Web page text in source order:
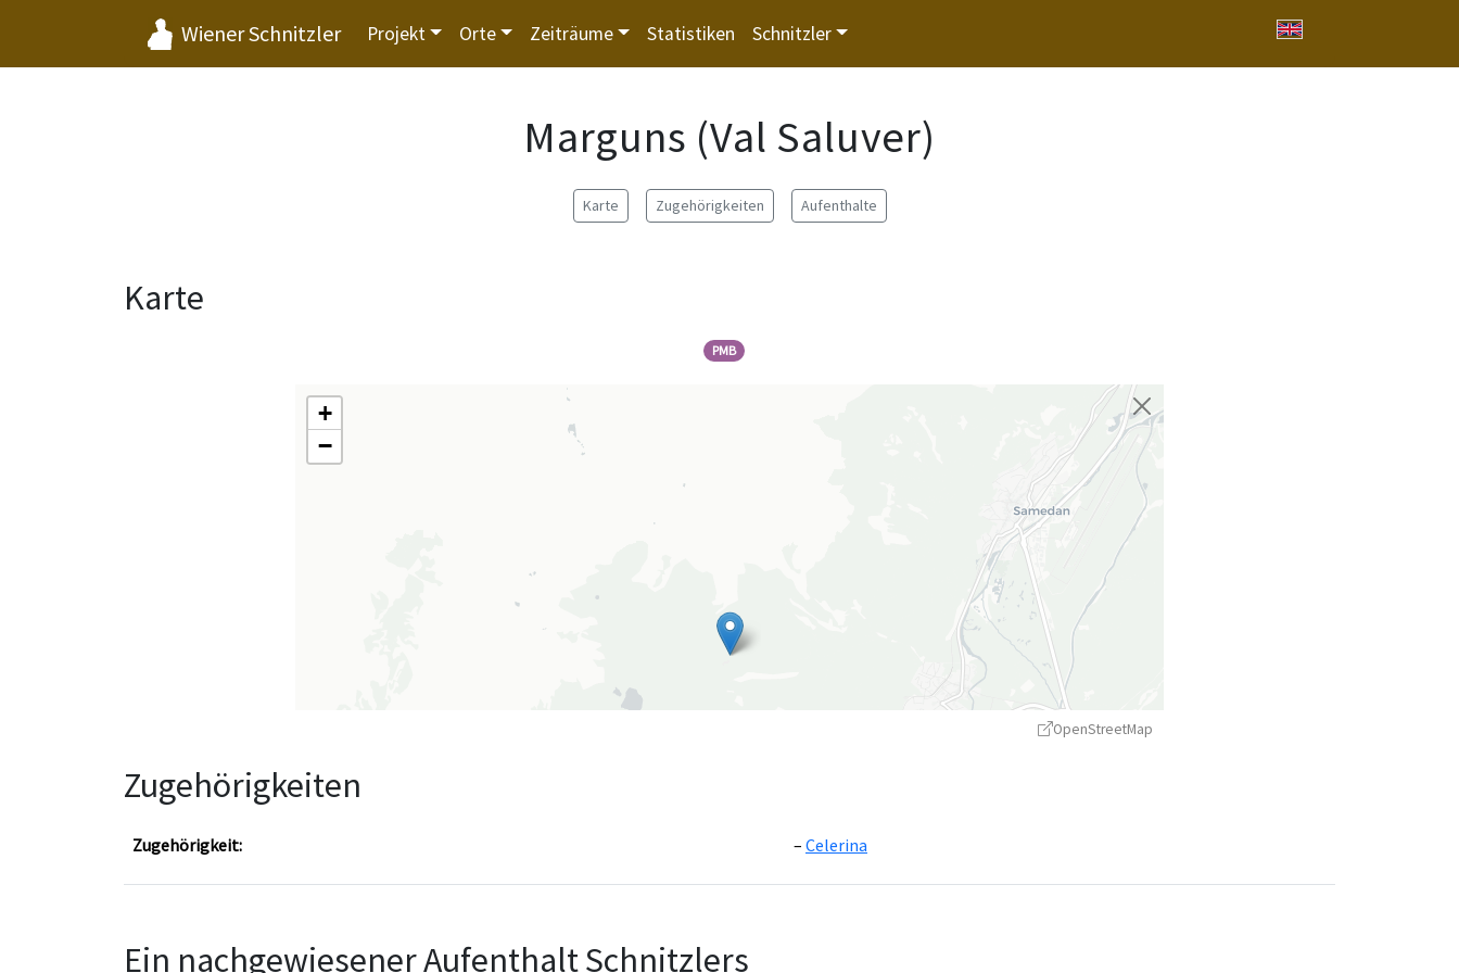
Wiener Schnitzler Projekt Orte Zeiträume Statistiken Schnitzler
Marguns (Val Saluver)
Karte Zugehörigkeiten Aufenthalte
Karte
PMB
+
−
OpenStreetMap
Zugehörigkeiten
Zugehörigkeit: Celerina
Ein nachgewiesener Aufenthalt Schnitzlers